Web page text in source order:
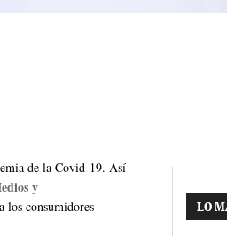
de la Covid-19. Así
y
los consumidores
LO